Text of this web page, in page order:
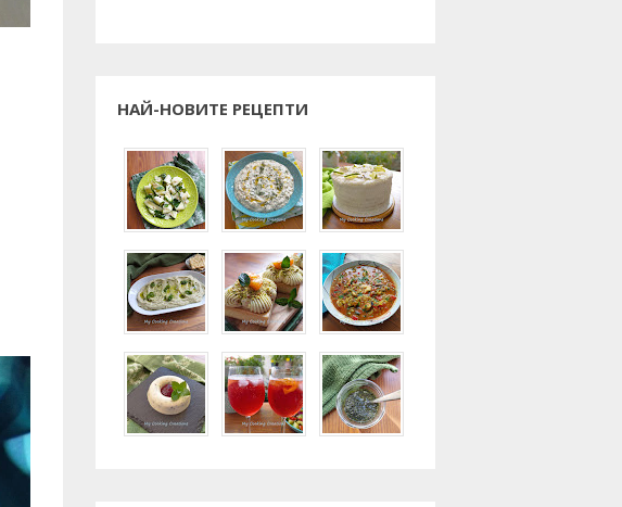
НАЙ-НОВИТЕ РЕЦЕПТИ